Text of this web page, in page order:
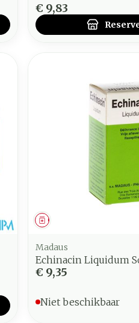
€ 9,83
Geneesmiddel
Madaus
Echinacin Liquidum
€ 9,35
Niet beschikbaar